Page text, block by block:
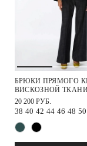
БРЮКИ ПРЯМОГО
ВИСКОЗНОЙ
20 200 РУБ.
38 40 42 44 46 48 50